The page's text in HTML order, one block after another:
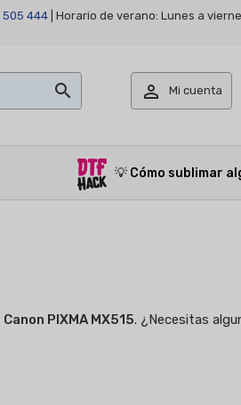
505 444 | Horario de verano: Lunes a
  Mi cuenta
💡 Cómo sublimar
PIXMA MX515. ¿Necesitas